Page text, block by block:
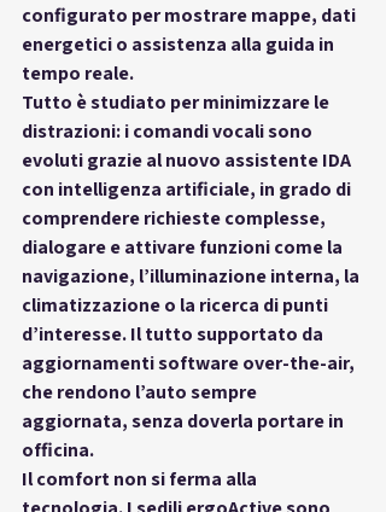
configurato per mostrare mappe, dati
energetici o assistenza alla guida in
tempo reale.
Tutto è studiato per minimizzare le
distrazioni: i comandi vocali sono
evoluti grazie al nuovo assistente IDA
con intelligenza artificiale, in grado di
comprendere richieste complesse,
dialogare e attivare funzioni come la
navigazione, l’illuminazione interna, la
climatizzazione o la ricerca di punti
d’interesse. Il tutto supportato da
aggiornamenti software over-the-air,
che rendono l’auto sempre
aggiornata, senza doverla portare in
officina.
Il comfort non si ferma alla